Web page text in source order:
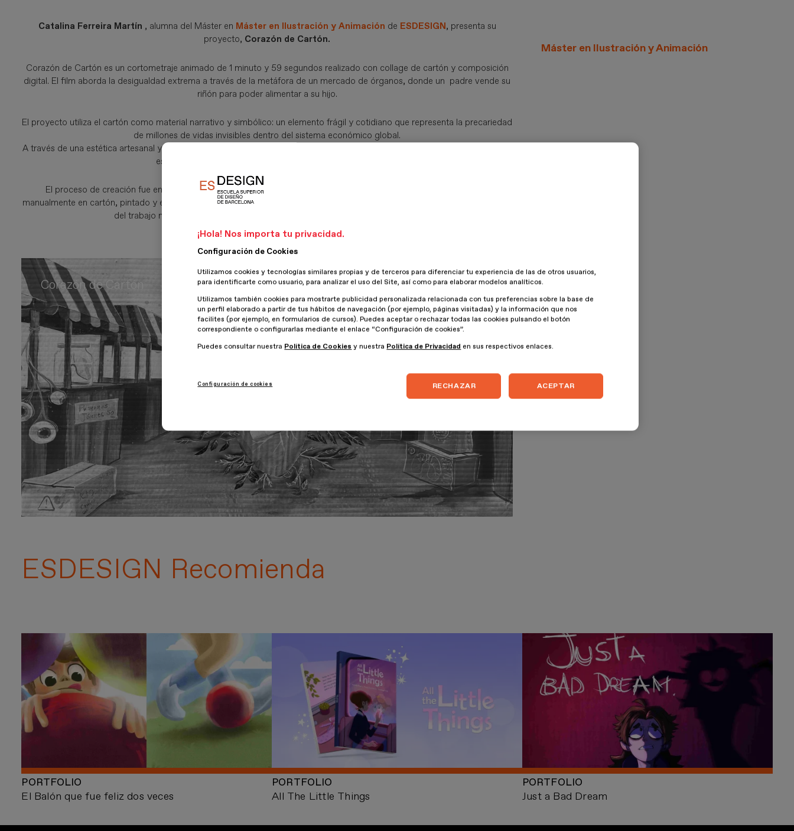
Catalina Ferreira Martín , alumna del Máster en Máster en Ilustración y Animación de ESDESIGN, presenta su
proyecto, Corazón de Cartón.
Corazón de Cartón es un cortometraje animado de 1 minuto y 59 segundos realizado con collage de cartón y composición
digital. El film aborda la desigualdad extrema a través de la metáfora de un mercado de órganos, donde un padre vende su
riñón para poder alimentar a su hijo.
El proyecto utiliza el cartón como material narrativo y simbólico: un elemento frágil y cotidiano que representa la precariedad
de millones de vidas invisibles dentro del sistema económico global.
A través de una estética artesanal y poética, la animación propone una reflexión ética sobre el valor del cuerpo humano y las
estructuras de injusticia que atraviesan nuestra sociedad.
El proceso de creación fue en sí mismo un acto de resistencia: cada personaje, escenario y objeto fue construido
manualmente en cartón, pintado y ensamblado pieza a pieza antes de su animación. Este gesto consciente reivindica el valor
del trabajo material y del tiempo en una era de sobreproducción de imágenes.
Corazón de Cartón
Máster en Ilustración y Animación
ESDESIGN Recomienda
El Balón que fue feliz dos veces
PORTFOLIO
All The Little Things
PORTFOLIO
Just a Bad Dream
PORTFOLIO
¡Hola! Nos importa tu privacidad.
Configuración de Cookies
Utilizamos cookies y tecnologías similares propias y de terceros para diferenciar tu experiencia de las de otros usuarios,
para identificarte como usuario, para analizar el uso del Site, así como para elaborar modelos analíticos.
Utilizamos también cookies para mostrarte publicidad personalizada relacionada con tus preferencias sobre la base de
un perfil elaborado a partir de tus hábitos de navegación (por ejemplo, páginas visitadas) y la información que nos
facilites (por ejemplo, en formularios de cursos). Puedes aceptar o rechazar todas las cookies pulsando el botón
correspondiente o configurarlas mediante el enlace “Configuración de cookies”.
Puedes consultar nuestra Política de Cookies y nuestra Política de Privacidad en sus respectivos enlaces.
Configuración de cookies RECHAZAR ACEPTAR